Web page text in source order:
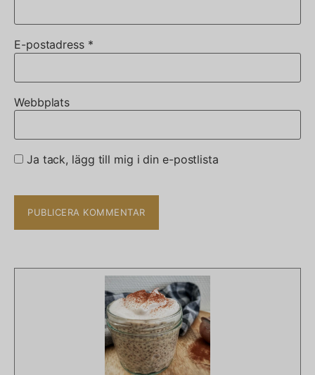
E-postadress *
Webbplats
Ja tack, lägg till mig i din e-postlista